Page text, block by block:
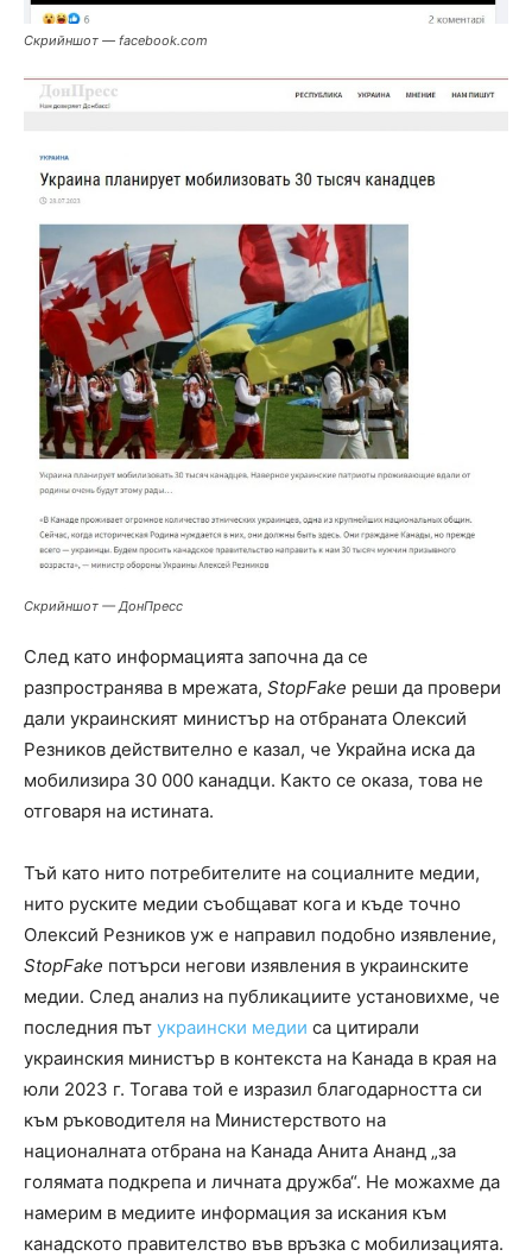
Скрийншот — facebook.com
Скрийншот — ДонПресс
След като информацията започна да се
разпространява в мрежата, StopFake реши да провери
дали украинският министър на отбраната Олексий
Резников действително е казал, че Украйна иска да
мобилизира 30 000 канадци. Както се оказа, това не
отговаря на истината.
Тъй като нито потребителите на социалните медии,
нито руските медии съобщават кога и къде точно
Олексий Резников уж е направил подобно изявление,
StopFake потърси негови изявления в украинските
медии. След анализ на публикациите установихме, че
последния път украински медии са цитирали
украинския министър в контекста на Канада в края на
юли 2023 г. Тогава той е изразил благодарността си
към ръководителя на Министерството на
националната отбрана на Канада Анита Ананд „за
голямата подкрепа и личната дружба“. Не можахме да
намерим в медиите информация за искания към
канадското правителство във връзка с мобилизацията.